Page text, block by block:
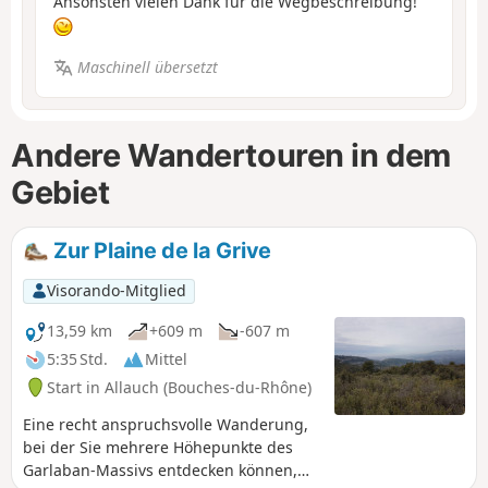
Maschinell übersetzt
Andere Wandertouren in dem
Gebiet
Zur Plaine de la Grive
Visorando-Mitglied
13,59 km
+609 m
-607 m
5:35 Std.
Mittel
Start in Allauch (Bouches-du-Rhône)
Eine recht anspruchsvolle Wanderung,
bei der Sie mehrere Höhepunkte des
Garlaban-Massivs entdecken können,